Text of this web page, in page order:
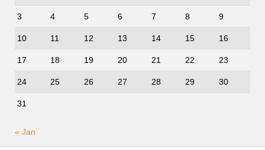
3 4 5 6 7 8 9
10 11 12 13 14 15 16
17 18 19 20 21 22 23
24 25 26 27 28 29 30
31
« Jan